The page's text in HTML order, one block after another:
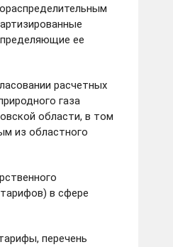
ее
расчетных
газа
области, в том
из областного
в сфере
перечень